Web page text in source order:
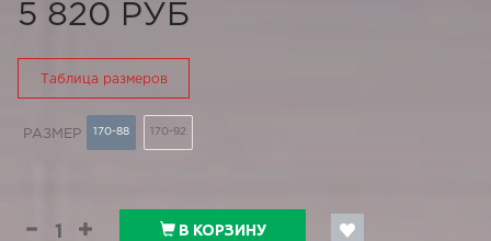
5 820 РУБ
Таблица размеров
РАЗМЕР 170-88 170-92
В КОРЗИНУ